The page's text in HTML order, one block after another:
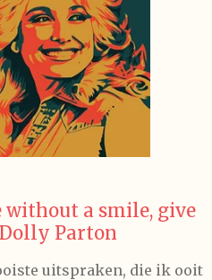
without a smile, give
Parton
uitspraken, die ik ooit